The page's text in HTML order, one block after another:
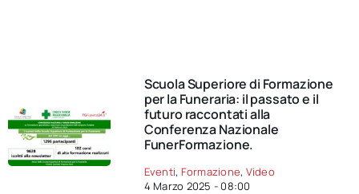
Scuola Superiore di Formazione
per la Funeraria: il passato e il
futuro raccontati alla
Conferenza Nazionale
FunerFormazione.
Eventi, Formazione, Video
4 Marzo 2025 - 08:00